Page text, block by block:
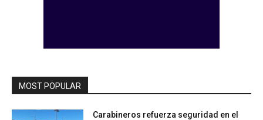
MOST POPULAR
Carabineros refuerza seguridad en el